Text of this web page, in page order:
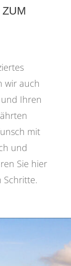
wir auch
Ihren
mit
und
Sie hier
Schritte.